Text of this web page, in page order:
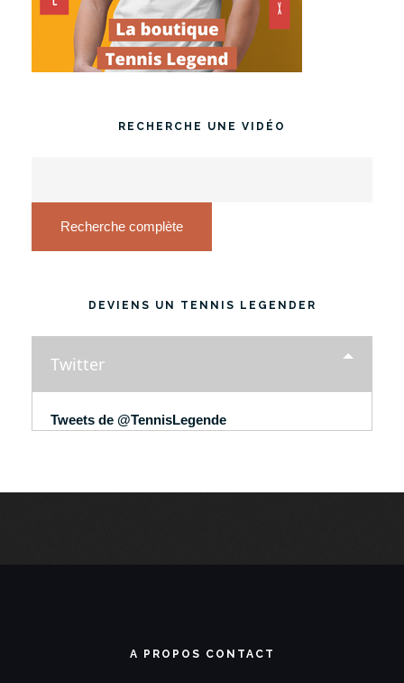
RECHERCHE UNE VIDÉO
Recherche complète
DEVIENS UN TENNIS LEGENDER
Twitter
Tweets de @TennisLegende
A PROPOS CONTACT